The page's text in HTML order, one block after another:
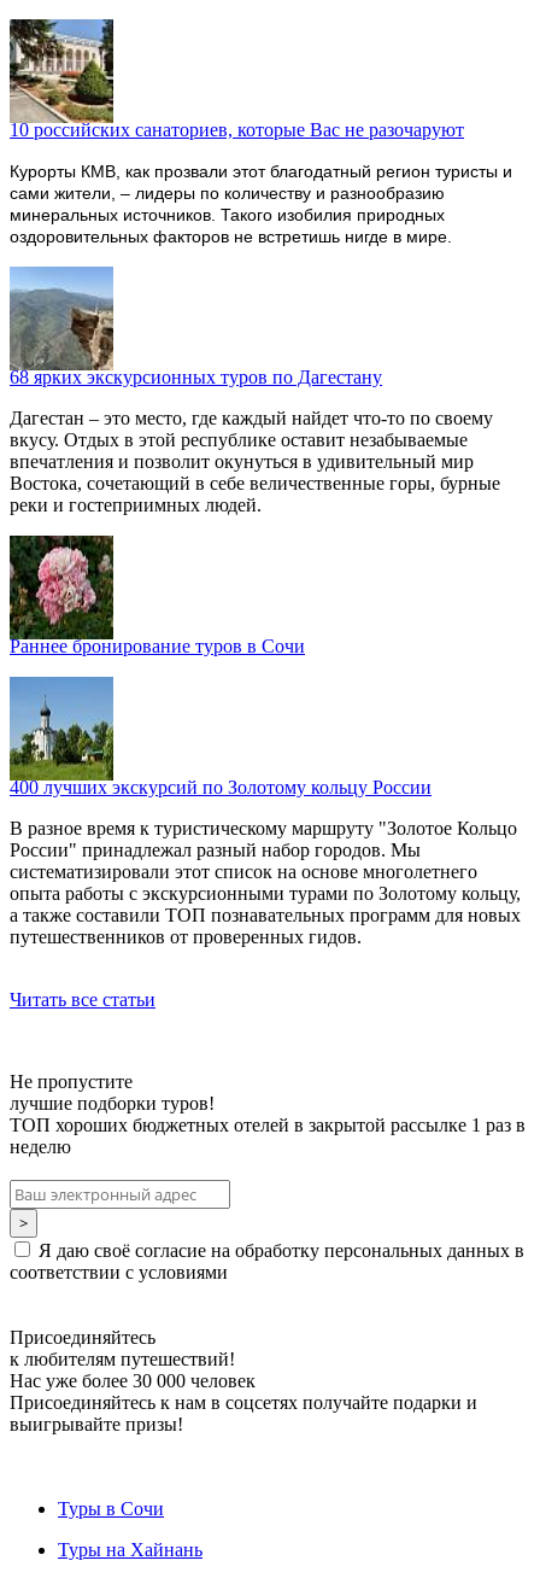
10 российских санаториев, которые Вас не разочаруют
Курорты КМВ, как прозвали этот благодатный регион туристы и
сами жители, – лидеры по количеству и разнообразию
минеральных источников. Такого изобилия природных
оздоровительных факторов не встретишь нигде в мире.
68 ярких экскурсионных туров по Дагестану
Дагестан – это место, где каждый найдет что-то по своему
вкусу. Отдых в этой республике оставит незабываемые
впечатления и позволит окунуться в удивительный мир
Востока, сочетающий в себе величественные горы, бурные
реки и гостеприимных людей.
Раннее бронирование туров в Сочи
400 лучших экскурсий по Золотому кольцу России
В разное время к туристическому маршруту "Золотое Кольцо
России" принадлежал разный набор городов. Мы
систематизировали этот список на основе многолетнего
опыта работы с экскурсионными турами по Золотому кольцу,
а также составили ТОП познавательных программ для новых
путешественников от проверенных гидов.
Читать все статьи
Не пропустите
лучшие подборки туров!
ТОП хороших бюджетных отелей в закрытой рассылке 1 раз в
неделю
Я даю своё согласие на обработку персональных данных в
соответствии с условиями
Присоединяйтесь
к любителям путешествий!
Нас уже более 30 000 человек
Присоединяйтесь к нам в соцсетях получайте подарки и
выигрывайте призы!
Туры в Сочи
Туры на Хайнань